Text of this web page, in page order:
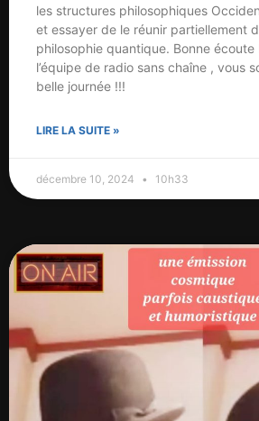
les structures philosophiques
et essayer de le réunir partiellement
philosophie quantique. Bonne écoute
l’équipe de radio sans chaîne , vous
belle journée !!!
LIRE LA SUITE »
décembre 10, 2024 10h33